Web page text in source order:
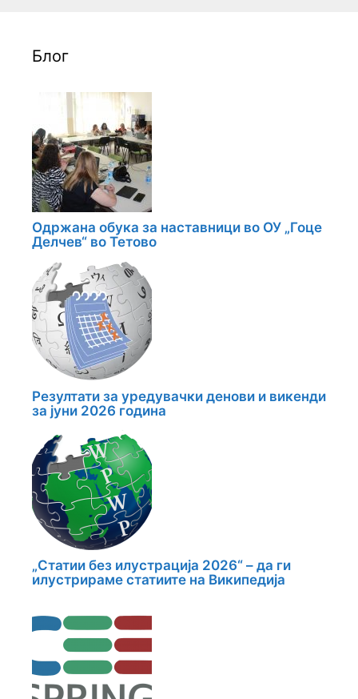
Блог
Одржана обука за наставници во ОУ „Гоце
Делчев“ во Тетово
Резултати за уредувачки денови и викенди
за јуни 2026 година
„Статии без илустрација 2026“ – да ги
илустрираме статиите на Википедија